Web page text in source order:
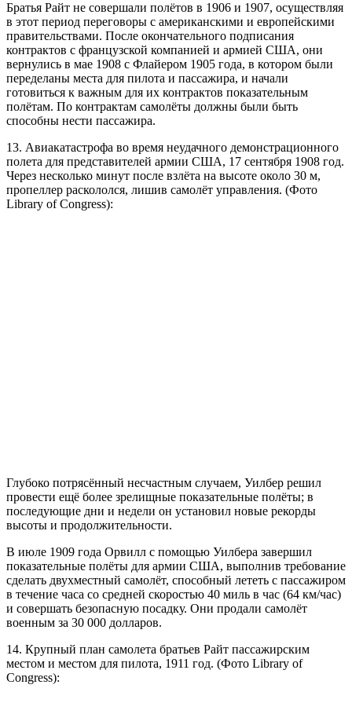
Братья Райт не совершали полётов в 1906 и 1907, осуществляя
в этот период переговоры с американскими и европейскими
правительствами. После окончательного подписания
контрактов с французской компанией и армией США, они
вернулись в мае 1908 с Флайером 1905 года, в котором были
переделаны места для пилота и пассажира, и начали
готовиться к важным для их контрактов показательным
полётам. По контрактам самолёты должны были быть
способны нести пассажира.
13. Авиакатастрофа во время неудачного демонстрационного
полета для представителей армии США, 17 сентября 1908 год.
Через несколько минут после взлёта на высоте около 30 м,
пропеллер раскололся, лишив самолёт управления. (Фото
Library of Congress):
Глубоко потрясённый несчастным случаем, Уилбер решил
провести ещё более зрелищные показательные полёты; в
последующие дни и недели он установил новые рекорды
высоты и продолжительности.
В июле 1909 года Орвилл с помощью Уилбера завершил
показательные полёты для армии США, выполнив требование
сделать двухместный самолёт, способный лететь с пассажиром
в течение часа со средней скоростью 40 миль в час (64 км/час)
и совершать безопасную посадку. Они продали самолёт
военным за 30 000 долларов.
14. Крупный план самолета братьев Райт пассажирским
местом и местом для пилота, 1911 год. (Фото Library of
Congress):